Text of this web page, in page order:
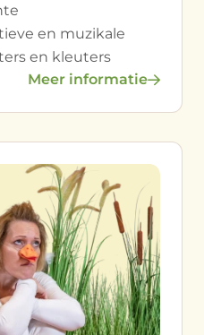
en muzikale
en kleuters
Meer informatie